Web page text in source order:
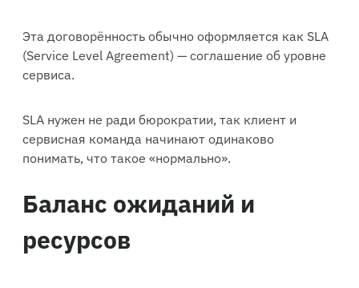
Эта договорённость обычно оформляется как SLA
(Service Level Agreement) — соглашение об уровне
сервиса.
SLA нужен не ради бюрократии, так клиент и
сервисная команда начинают одинаково
понимать, что такое «нормально».
Баланс ожиданий и
ресурсов